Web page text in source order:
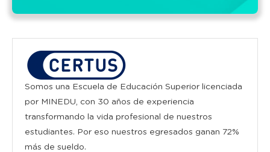
Somos una Escuela de Educación Superior licenciada
por MINEDU, con 30 años de experiencia
transformando la vida profesional de nuestros
estudiantes. Por eso nuestros egresados ganan 72%
más de sueldo.